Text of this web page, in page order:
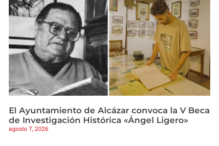
El Ayuntamiento de Alcázar convoca la V Beca
de Investigación Histórica «Ángel Ligero»
agosto 7, 2026